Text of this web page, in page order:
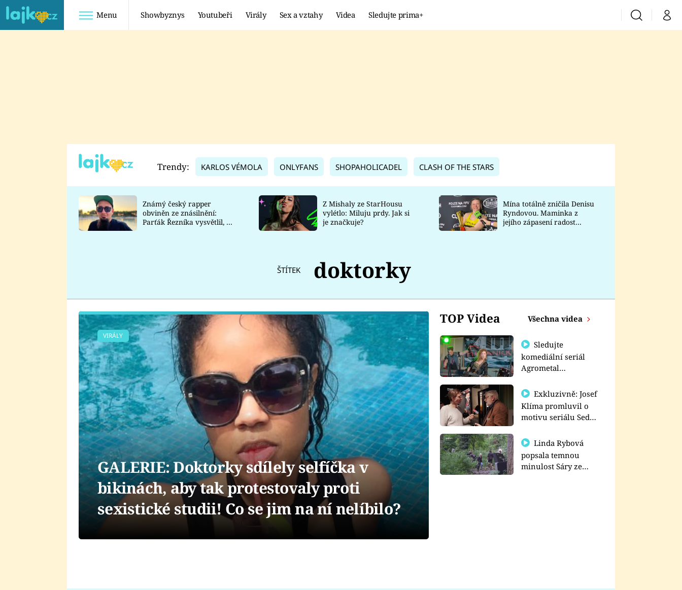
Menu Showbyznys Youtubeři Virály Sex a vztahy Videa Sledujte prima+ VyhledáváníMůj
TADEÁŠ KUBĚNKA
DATEL
Prima Lajk
Sledujte nás
Trendy: KARLOS VÉMOLA ONLYFANS SHOPAHOLICADEL CLASH OF THE STARS
Známý český rapper
obviněn ze znásilnění:
Parťák Řezníka vysvětlil, co
Z Mishaly ze StarHousu
vylétlo: Miluju prdy. Jak si
je značkuje?
Mína totálně zničila Denisu
Ryndovou. Maminka z
jejího zápasení radost
ŠTÍTEK doktorky
TOP Videa Všechna videa
Sledujte
komediální seriál
Agrometal
prima+
Exkluzivně: Josef
Klíma promluvil o
motivu seriálu Sedm
Linda Rybová
popsala temnou
minulost Sáry ze
VIRÁLY
GALERIE: Doktorky sdílely selfíčka v
bikinách, aby tak protestovaly proti
sexistické studii! Co se jim na ní nelíbilo?